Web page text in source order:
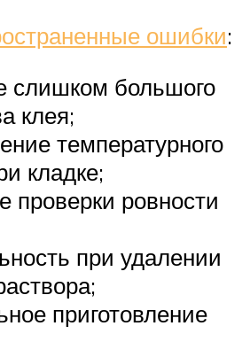
ошибки:
слишком большого
клея;
температурного
кладке;
проверки ровности
при удалении
приготовление